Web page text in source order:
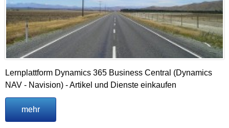
Lernplattform Dynamics 365 Business Central (Dynamics
NAV - Navision) - Artikel und Dienste einkaufen
mehr